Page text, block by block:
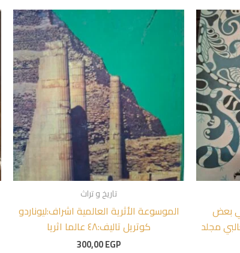
بعض
مجلد
تاريخ و تراث
الموسوعة الأثرية العالمية اشراف:ليوناردو
كوتريل تاليف:٤٨ عالما اثريا
300,00EGP